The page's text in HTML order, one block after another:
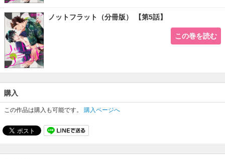
ノットフラット（分冊版） 【第5話】
この巻を読む
購入
この作品は購入も可能です。 購入ページへ